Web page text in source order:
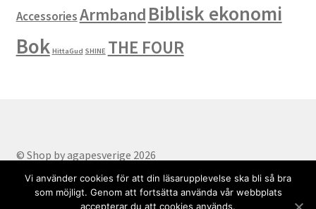
AccessoriesArmband Biblisk ekonomi
Bok HittaGud SHINE THE FOUR
© Shop by agapesverige 2026
Part of AgapeSverige.
Vi använder cookies för att din läsarupplevelse ska bli så bra
som möjligt. Genom att fortsätta använda vår webbplats
accepterar du att cookies används.